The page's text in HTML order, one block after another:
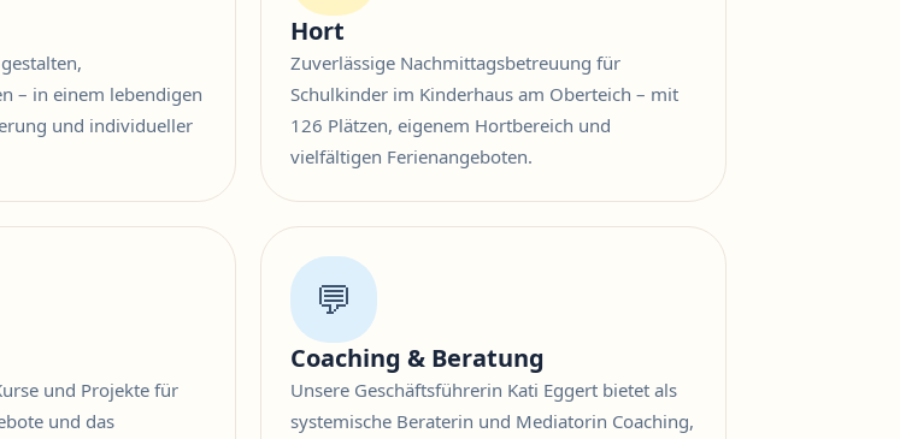
– in einem lebendigen
und individueller
Hort
Zuverlässige Nachmittagsbetreuung für
Schulkinder im Kinderhaus am Oberteich – mit
126 Plätzen, eigenem Hortbereich und
vielfältigen Ferienangeboten.
und Projekte für
und das
💬
Coaching & Beratung
Unsere Geschäftsführerin Kati Eggert bietet als
systemische Beraterin und Mediatorin Coaching,